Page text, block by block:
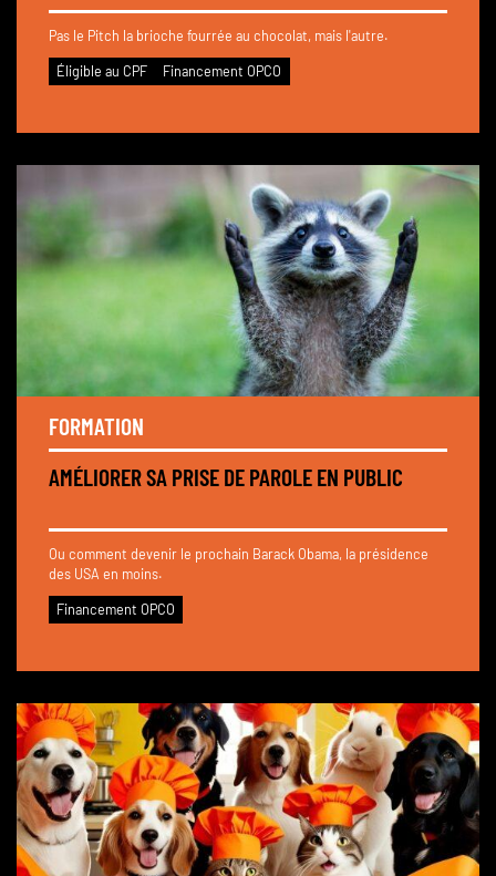
Pas le Pitch la brioche fourrée au chocolat, mais l'autre.
Éligible au CPF Financement OPCO
FORMATION
AMÉLIORER SA PRISE DE PAROLE EN PUBLIC
Ou comment devenir le prochain Barack Obama, la présidence
des USA en moins.
Financement OPCO